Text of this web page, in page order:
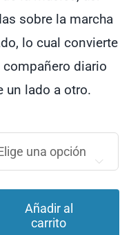
sobre la marcha
lo cual convierte
compañero diario
un lado a otro.

Añadir al
carrito